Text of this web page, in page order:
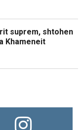
suprem, shtohen
Khameneit